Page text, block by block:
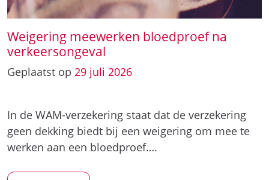
Weigering meewerken bloedproef na
verkeersongeval
Geplaatst op 29 juli 2026
In de WAM-verzekering staat dat de verzekering
geen dekking biedt bij een weigering om mee te
werken aan een bloedproef….